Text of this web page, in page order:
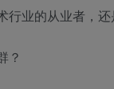
行业的从业者，
？